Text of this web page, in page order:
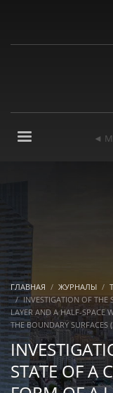
◄
ГЛАВНАЯ ЖУРНАЛЫ
INVESTIGATION OF THE
LAYER AND A HALF-SPACE
THE BOUNDARY SURFACES
STATE OF A